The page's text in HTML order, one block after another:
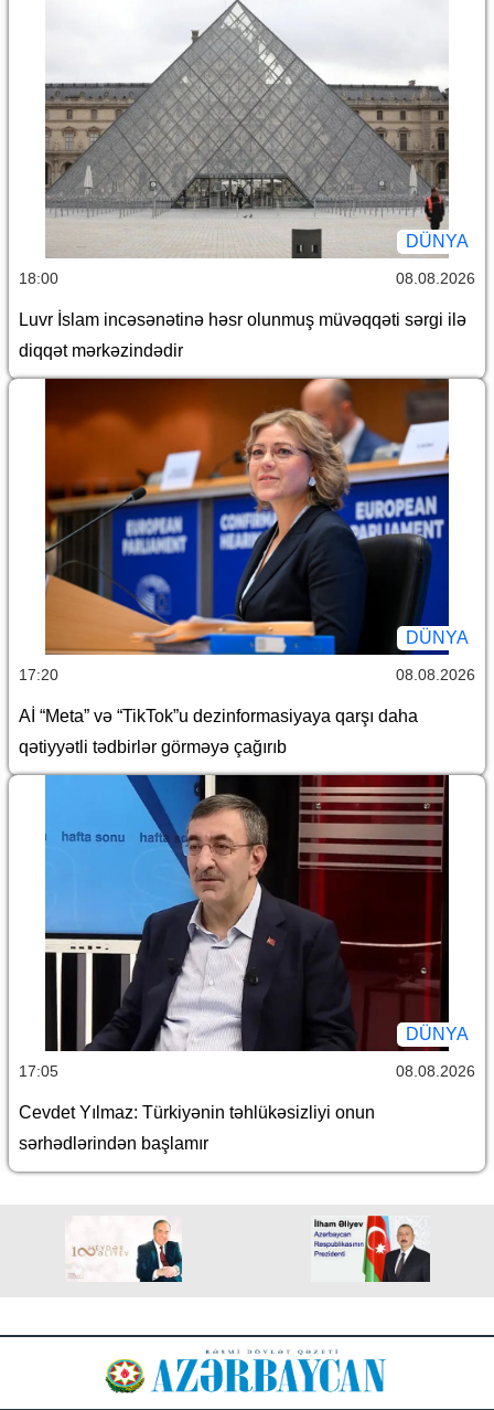
DÜNYA
18:00 08.08.2026
Luvr İslam incəsənətinə həsr olunmuş müvəqqəti sərgi ilə
diqqət mərkəzindədir
DÜNYA
17:20 08.08.2026
Aİ “Meta” və “TikTok”u dezinformasiyaya qarşı daha
qətiyyətli tədbirlər görməyə çağırıb
DÜNYA
17:05 08.08.2026
Cevdet Yılmaz: Türkiyənin təhlükəsizliyi onun
sərhədlərindən başlamır